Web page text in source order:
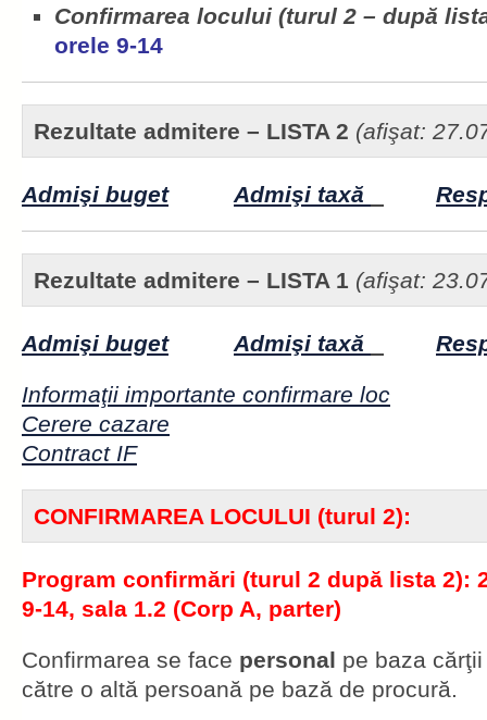
Confirmarea locului (turul 2 – după
orele 9-14
Rezultate admitere – LISTA 2 (afişat:
Admişi buget Admişi taxă
Rezultate admitere – LISTA 1 (afişat:
Admişi buget Admişi taxă
Informaţii importante confirmare loc
Cerere cazare
Contract IF
CONFIRMAREA LOCULUI (turul 2):
Program confirmări (turul 2 după lista 2):
9-14, sala 1.2 (Corp A, parter)
Confirmarea se face personal pe baza
către o altă persoană pe bază de procură.